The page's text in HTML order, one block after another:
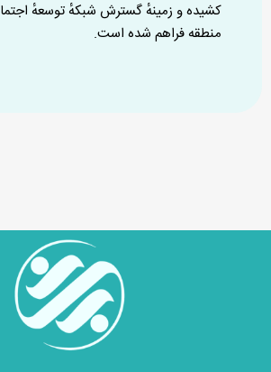
کشیده و زمینه‌ٔ گسترش شبکه‌ٔ توسعه‌ٔ
منطقه فراهم شده است.